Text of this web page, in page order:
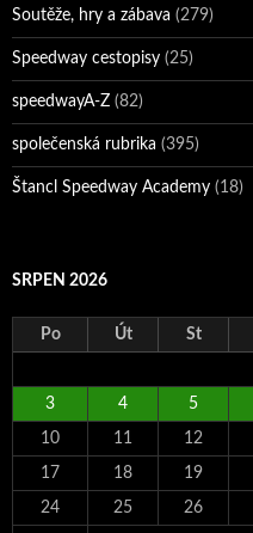
Soutěže, hry a zábava (279)
Speedway cestopisy (25)
speedwayA-Z (82)
společenská rubrika (395)
Štancl Speedway Academy (18)
SRPEN 2026
Po Út St
3 4 5
10 11 12
17 18 19
24 25 26